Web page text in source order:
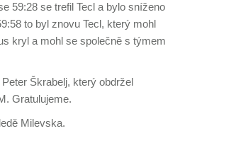
59:28 se trefil Tecl a bylo sníženo
to byl znovu Tecl, který mohl
kryl a mohl se společně s týmem
Škrabelj, který obdržel
Gratulujeme.
Milevska.